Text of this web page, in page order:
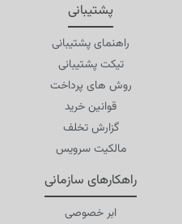
راهکارهای سازمانی
ابر خصوصی
پشتیبانی
راهنمای پشتیبانی
تیکت پشتیبانی
روش های پرداخت
قوانین خرید
گزارش تخلف
مالکیت سرویس